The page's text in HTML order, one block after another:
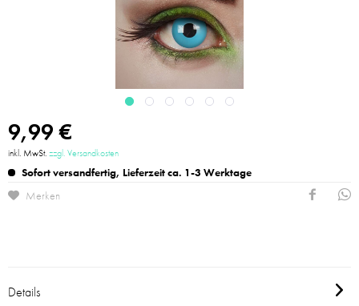
9,99 €
inkl. MwSt.zzgl. Versandkosten
Sofort versandfertig, Lieferzeit ca. 1-3 Werktage
Merken
Details